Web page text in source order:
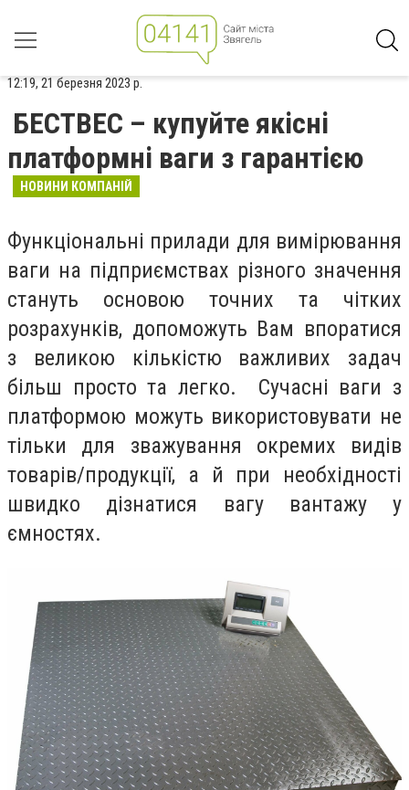
12:19, 21 березня 2023 р.
БЕСТВЕС – купуйте якісні
платформні ваги з гарантією
НОВИНИ КОМПАНІЙ
Функціональні прилади для вимірювання
ваги на підприємствах різного значення
стануть основою точних та чітких
розрахунків, допоможуть Вам впоратися
з великою кількістю важливих задач
більш просто та легко. Сучасні ваги з
платформою можуть використовувати не
тільки для зважування окремих видів
товарів/продукції, а й при необхідності
швидко дізнатися вагу вантажу у
ємностях.